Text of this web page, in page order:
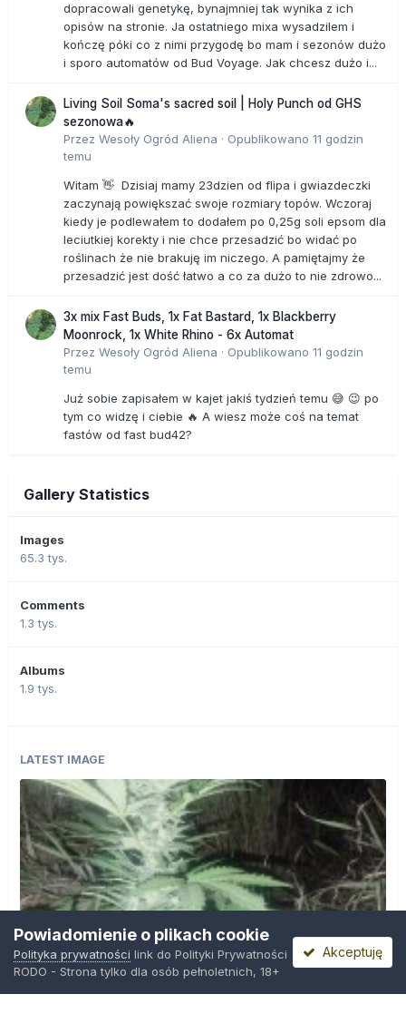
dopracowali genetykę, bynajmniej tak wynika z ich
opisów na stronie. Ja ostatniego mixa wysadzilem i
kończę póki co z nimi przygodę bo mam i sezonów dużo
i sporo automatów od Bud Voyage. Jak chcesz dużo i...
Living Soil Soma's sacred soil | Holy Punch od GHS
sezonowa🔥
Przez Wesoły Ogród Aliena · Opublikowano 11 godzin
temu
Witam 👋 Dzisiaj mamy 23dzien od flipa i gwiazdeczki
zaczynają powiększać swoje rozmiary topów. Wczoraj
kiedy je podlewałem to dodałem po 0,25g soli epsom dla
leciutkiej korekty i nie chce przesadzić bo widać po
roślinach że nie brakuję im niczego. A pamiętajmy że
przesadzić jest dość łatwo a co za dużo to nie zdrowo...
3x mix Fast Buds, 1x Fat Bastard, 1x Blackberry
Moonrock, 1x White Rhino - 6x Automat
Przez Wesoły Ogród Aliena · Opublikowano 11 godzin
temu
Już sobie zapisałem w kajet jakiś tydzień temu 😅 😉 po
tym co widzę i ciebie 🔥 A wiesz może coś na temat
fastów od fast bud42?
Gallery Statistics
Images
65.3 tys.
Comments
1.3 tys.
Albums
1.9 tys.
LATEST IMAGE
Powiadomienie o plikach cookie
Polityka prywatności link do Polityki Prywatności
RODO - Strona tylko dla osób pełnoletnich, 18+
Akceptuję